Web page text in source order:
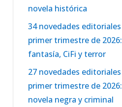
novela histórica
34 novedades editoriales
primer trimestre de 2026:
fantasía, CiFi y terror
27 novedades editoriales
primer trimestre de 2026:
novela negra y criminal